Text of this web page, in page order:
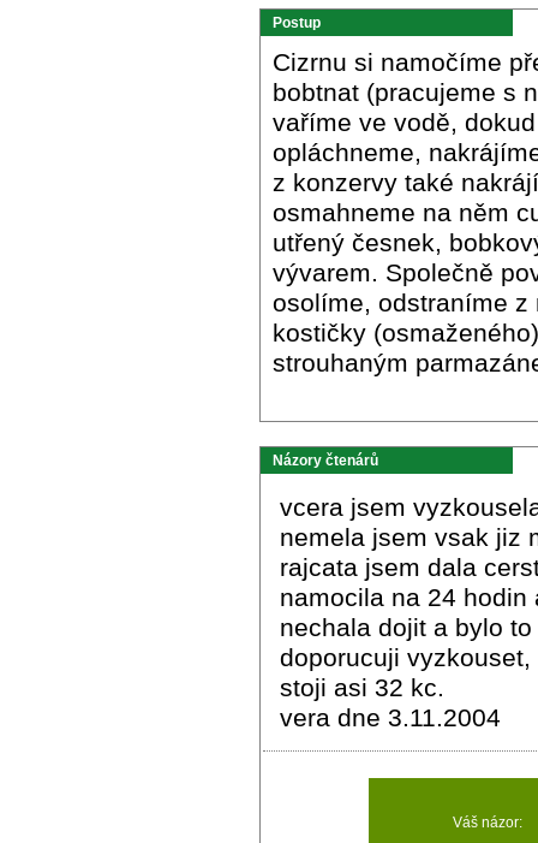
Postup
Cizrnu si namočíme
bobtnat (pracujeme s
vaříme ve vodě,
opláchneme,
z konzervy také
osmahneme na něm
utřený česnek,
vývarem. Společně
osolíme, odstraníme
kostičky
strouhaným
Názory čtenárů
vcera jsem
nemela jsem vsak jiz
rajcata jsem dala
namocila na 24
nechala dojit a bylo
doporucuji
stoji asi 32 kc.
vera dne 3.11.2004
Váš názor: